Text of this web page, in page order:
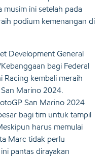
ini setelah pada
podium kemenangan di
Development General
bagi Federal
Racing kembali meraih
Marino 2024.
San Marino 2024
bagi tim untuk tampil
harus memulai
Marc tidak perlu
pantas dirayakan